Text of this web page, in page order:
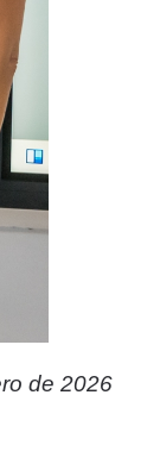
de 2026